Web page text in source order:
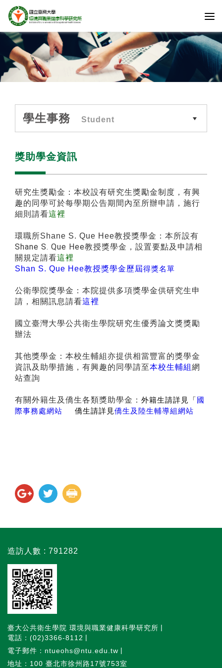
學生事務 Student
獎助學金資訊
研究生獎勵金：本校設有研究生獎勵金制度，有興
趣的同學可於每學期公告期間內至所辦申請，施行
細則請看這裡
環職所Shane S. Que Hee教授獎學金： 本所設有
Shane S. Que Hee教授獎學金，設置要點及申請相
關規定請看這裡
Shan S. Que Hee教授獎學金歷屆得獎名單
公衛學院獎學金：本院提供多項獎學金供研究生申
請，相關訊息請看這裡
國立臺灣大學公共衛生學院研究生優秀論文獎獎勵
辦法
其他獎學金：本校生輔組亦提供相當豐富的獎學金
資訊及助學措施，有興趣的同學請至本校生輔組網
站查詢
有關外籍生及僑生各類獎助學金： 外籍生請詳見「國
際事務處網站 僑生請詳見僑生及陸生輔導組網站
造訪人數 : 791282
臺大公共衛生學院 環境與職業健康科學研究所
電話：(02)3366-8112
電子郵件：ntueohs@ntu.edu.tw
地址：100 臺北市徐州路17號753室